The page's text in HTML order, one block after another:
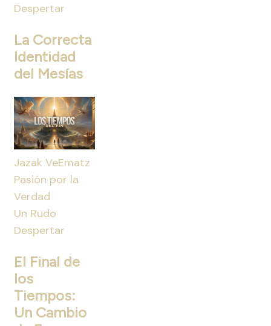
Despertar
La Correcta
Identidad
del Mesías
Jazak VeEmatz
Pasión por la
Verdad
Un Rudo
Despertar
El Final de
los
Tiempos:
Un Cambio